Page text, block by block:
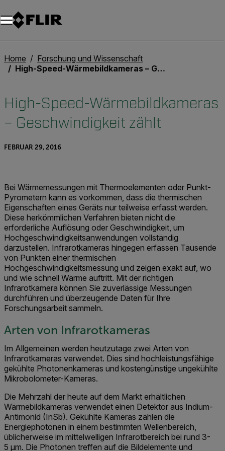
Unread messages
Modell
Entfernen
Elemente
Element
In den Warenkorb
Im Warenkorb
Home
Forschung und Wissenschaft
High-Speed-Wärmebildkameras – Geschwindigkeit zählt
High-Speed-Wärmebildkameras
– Geschwindigkeit zählt
FEBRUAR 29, 2016
Bei Wärmemessungen mit Thermoelementen oder Punkt-
Pyrometern kann es vorkommen, dass die thermischen
Eigenschaften eines Geräts nur teilweise erfasst werden.
Diese herkömmlichen Verfahren bieten nicht die
erforderliche Auflösung oder Geschwindigkeit, um
Hochgeschwindigkeitsanwendungen vollständig
darzustellen. Infrarotkameras hingegen erfassen Tausende
von Punkten einer thermischen
Hochgeschwindigkeitsmessung und zeigen exakt auf, wo
und wie schnell Wärme auftritt. Mit der richtigen
Infrarotkamera können Sie zuverlässige Messungen
durchführen und überzeugende Daten für Ihre
Forschungsarbeit sammeln.
Arten von Infrarotkameras
Im Allgemeinen werden heutzutage zwei Arten von
Infrarotkameras verwendet. Dies sind hochleistungsfähige
gekühlte Photonenkameras und kostengünstige ungekühlte
Mikrobolometer-Kameras.
Die Mehrzahl der heute auf dem Markt erhältlichen
Wärmebildkameras verwendet einen Detektor aus Indium-
Antimonid (InSb). Gekühlte Kameras zählen die
Energiephotonen in einem bestimmten Wellenbereich,
üblicherweise im mittelwelligen Infrarotbereich bei rund 3-
5 μm. Die Photonen treffen auf die Bildelemente und